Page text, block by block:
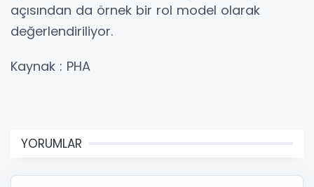
açısından da örnek bir rol model olarak
değerlendiriliyor.
Kaynak : PHA
YORUMLAR